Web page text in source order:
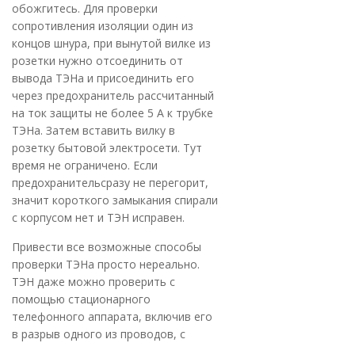
обожгитесь. Для проверки
сопротивления изоляции один из
концов шнура, при вынутой вилке из
розетки нужно отсоединить от
вывода ТЭНа и присоединить его
через предохранитель рассчитанный
на ток защиты не более 5 А к трубке
ТЭНа. Затем вставить вилку в
розетку бытовой электросети. Тут
время не ограничено. Если
предохранительсразу не перегорит,
значит короткого замыкания спирали
с корпусом нет и ТЭН исправен.
Привести все возможные способы
проверки ТЭНа просто нереально.
ТЭН даже можно проверить с
помощью стационарного
телефонного аппарата, включив его
в разрыв одного из проводов, с